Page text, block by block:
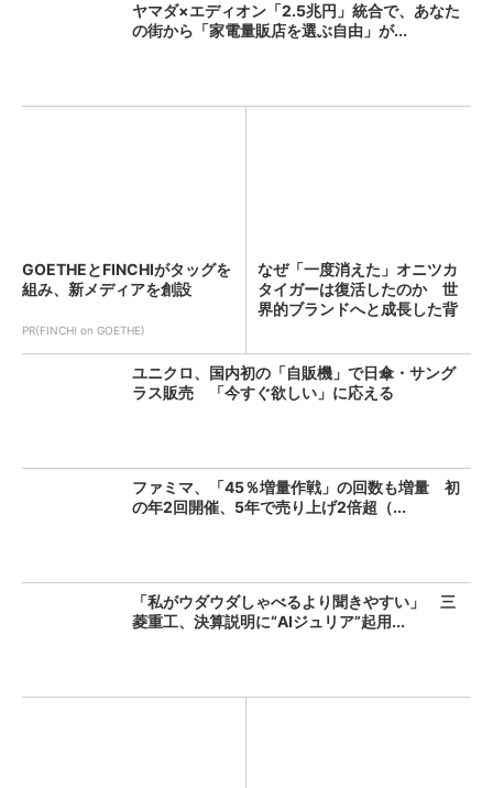
ヤマダ×エディオン「2.5兆円」統合で、あなた
の街から「家電量販店を選ぶ自由」が...
GOETHEとFINCHIがタッグを
組み、新メディアを創設
PR(FINCHI on GOETHE)
なぜ「一度消えた」オニツカ
タイガーは復活したのか 世
界的ブランドへと成長した背
ユニクロ、国内初の「自販機」で日傘・サング
ラス販売 「今すぐ欲しい」に応える
ファミマ、「45％増量作戦」の回数も増量 初
の年2回開催、5年で売り上げ2倍超（...
「私がウダウダしゃべるより聞きやすい」 三
菱重工、決算説明に“AIジュリア”起用...